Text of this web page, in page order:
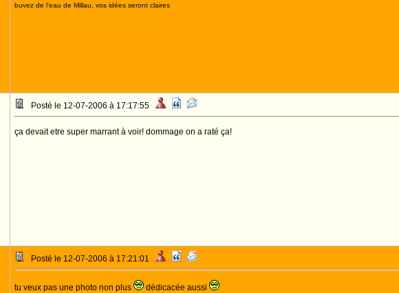
buvez de l'eau de Millau, vos idées seront claires
Posté le 12-07-2006 à 17:17:55
ça devait etre super marrant à voir! dommage on a raté ça!
Posté le 12-07-2006 à 17:21:01
tu veux pas une photo non plus dédicacée aussi